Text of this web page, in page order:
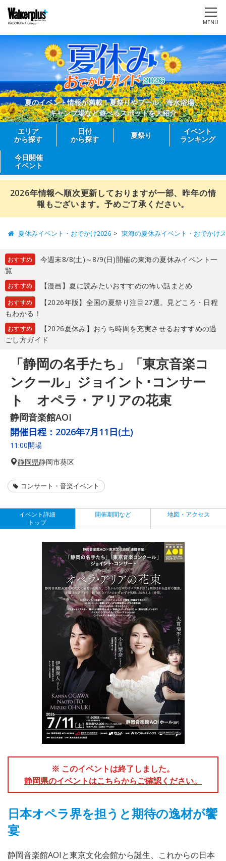
MENU
夏のイベント情報が満載！夏祭りやプール、海水浴場、
キャンプ場など遊べるスポットを大紹介
エリア
から探す
日付
から探す
夏祭り
イベント
ランキング
今日開催
イベント
2026年情報へ順次更新しておりますが一部、昨年の情
報もございます。予めご了承ください。
夏休みイベント・おでかけ2026 東海の夏休みイベント・おでかけ
おすすめ
今週末8/8(土)～8/9(日)開催の東海の夏休みイベント一
覧
おすすめ 【漫画】夏に読みたいおすすめの怖い話まとめ
おすすめ
【2026年版】全国の夏祭り注目27選。見どころ・日程
もわかる！
おすすめ
【2026夏休み】おうち時間を充実させるおすすめの過
ごし方ガイド
「静岡の名手たち」「東京音楽コ
ンクール」ジョイント･コンサー
ト オペラ・アリアの花束
静岡音楽館AOI
開催日程： 2026年7月11日(土)
11:00開場
静岡県静岡市葵区
コンサート・音楽イベント
イベント詳細
トップ
開催期間など 地図・アクセス
※ このイベントは終了しました。
静岡県のイベントはこちらからご確認ください。
日本オペラ界を担うと期待の逸材が饗
宴
静岡音楽館AOIと東京文化会館から誕生、これからの日本